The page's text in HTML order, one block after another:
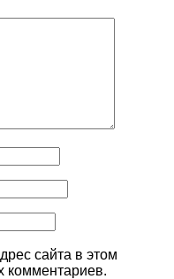
сайта в этом
комментариев.